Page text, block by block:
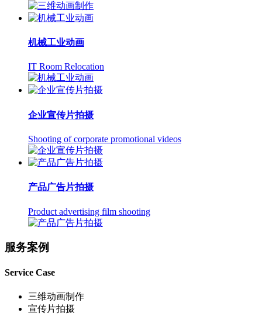
机械工业动画
IT Room Relocation
企业宣传片拍摄
Shooting of corporate promotional videos
产品广告片拍摄
Product advertising film shooting
服务案例
Service Case
三维动画制作
宣传片拍摄